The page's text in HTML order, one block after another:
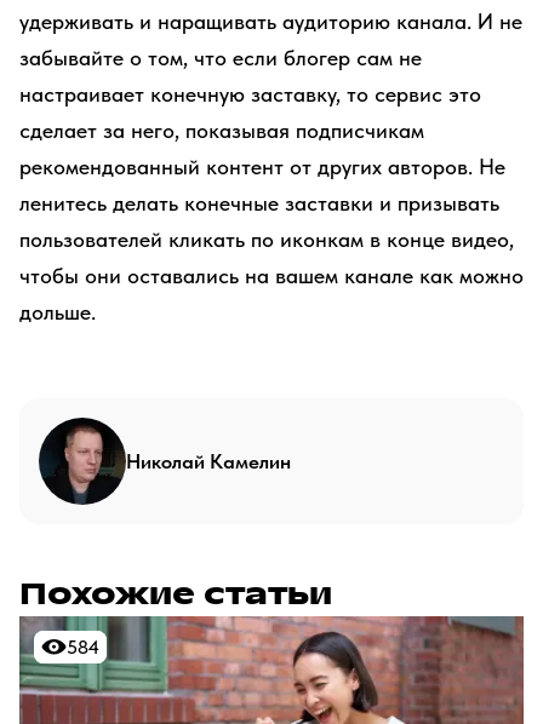
удерживать и наращивать аудиторию канала. И не
забывайте о том, что если блогер сам не
настраивает конечную заставку, то сервис это
сделает за него, показывая подписчикам
рекомендованный контент от других авторов. Не
ленитесь делать конечные заставки и призывать
пользователей кликать по иконкам в конце видео,
чтобы они оставались на вашем канале как можно
дольше.
Николай Камелин
Похожие статьи
584
584